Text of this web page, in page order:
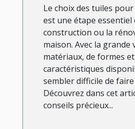
Le choix des tuiles
est une étape essentiel
construction ou la
maison. Avec la grande
matériaux, de formes
caractéristiques
sembler difficile de
Découvrez dans cet
conseils précieux...